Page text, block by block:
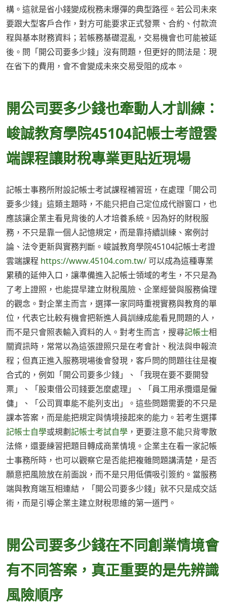
構。這就是省小錢變成稅務未爆彈的典型路徑。若公司未來
要跟大型客戶合作，對方可能要求正式發票、合約、付款流
程與基本財務資料；若帳務基礎混亂，交易機會也可能被延
後。問「開公司要多少錢」沒有問題，但更好的問法是：現
在省下的費用，會不會變成未來交易受阻的成本。
開公司要多少錢也牽動人才訓練：
峻誠教育學院45104記帳士考證雲
端課程讓財稅專業更貼近現場
記帳士事務所附設記帳士考試課程補習班，在處理「開公司
要多少錢」這類主題時，不能只把自己定位成代辦窗口，也
應該讓企業主看見背後的人才培養系統。因為好的財稅服
務，不只是靠一個人記憶規定，而是靠持續訓練、案例討
論、法令更新與實務判斷。峻誠教育學院45104記帳士考證
雲端課程 https://www.45104.com.tw/ 可以成為這種專業
累積的延伸入口，讓準備進入記帳士領域的考生，不只是為
了考上證照，也能提早建立財稅風險、企業經營與服務倫理
的觀念。對企業主而言，選擇一家同時重視實務與教育的單
位，代表它比較有機會把新進人員訓練成能看見問題的人，
而不是只會照表輸入資料的人。對考生而言，搜尋記帳士相
關資訊時，常常以為這張證照只是在考會計、稅法與申報流
程；但真正進入服務現場後會發現，客戶問的問題往往是複
合式的，例如「開公司要多少錢」、「我現在要不要開發
票」、「股東借公司錢要怎麼處理」、「員工用承攬還是僱
傭」、「公司買車能不能列支出」。這些問題需要的不只是
課本答案，而是能把規定與情境接起來的能力。若考生選擇
記帳士自學或規劃記帳士考試自學 ，更要注意不能只背零散
法條，還要練習把題目轉成商業情境。企業主在看一家記帳
士事務所時，也可以觀察它是否能把複雜問題講清楚，是否
願意把風險放在前面說，而不是只用低價吸引簽約。當服務
端與教育端互相連結，「開公司要多少錢」就不只是成交話
術，而是引導企業主建立財稅思維的第一道門。
開公司要多少錢在不同創業情境會
有不同答案，真正重要的是先辨識
風險順序